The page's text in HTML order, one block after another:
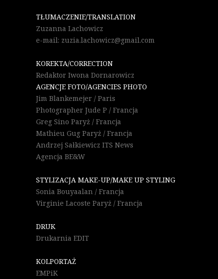
TŁUMACZENIE/TRANSLATION
Zuzanna Lachowicz
e-mail: zuzia.lachowicz@gmail.com
KOREKTA/CORRECTION
Redaktor Iwona Dornarowicz
AGENCJE FOTO/AGENCIES PHOTO
Jim Blankemejer / Paris
Photographer Jude P / Francja
Greg Sino Paryż / Francja
Mathieu Gug Paryż / Francja
Andrzej Sałkiewicz ITS News
Agencja BE&W
STYLIZACJA MAKE-UP/MAKE UP STYLING
Sonia Bouyaalan / Francja
Virginie Lacoste Paryż / Francja
DRUK
Drukarnia EDIT
KOLPORTAŻ
EMPiK